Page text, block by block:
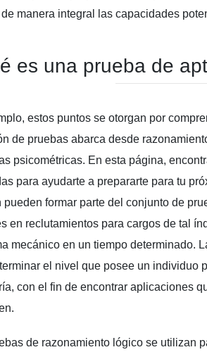
manera integral las capacidades
es una prueba de
estos puntos se otorgan por
de pruebas abarca desde
psicométricas. En esta página,
para ayudarte a prepararte para tu
pueden formar parte del conjunto de
en reclutamientos para cargos de tal
mecánico en un tiempo determinado.
el nivel que posee un individuo
con el fin de encontrar aplicaciones
de razonamiento lógico se utilizan